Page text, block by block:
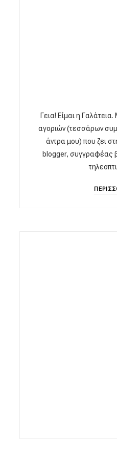
Γεια! Είμαι η
αγοριών (τεσσάρων
άντρα μου) που ζει
blogger, συγγραφέας